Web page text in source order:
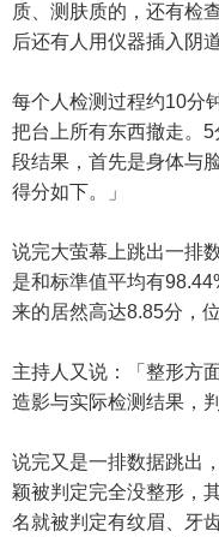
质、测肤质的，还有检
后还有人用仪器插入阴
每个人检测过程约10分
把台上所有东西撤走。
段结果，首先是身体与
得分如下。」
说完大萤幕上跳出一排
是和标準值平均有
来的居然高达8.85分，位
主持人又说：「整形方
造影与实际检测结果，
说完又是一排数据跳出
颖被判定完全没整形，
名就被判定有纹眉、牙